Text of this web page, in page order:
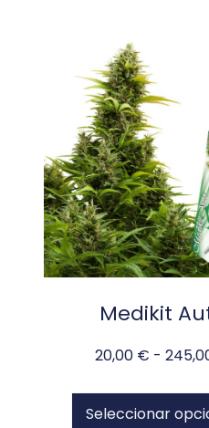
Medikit
20,00 € -
Seleccionar